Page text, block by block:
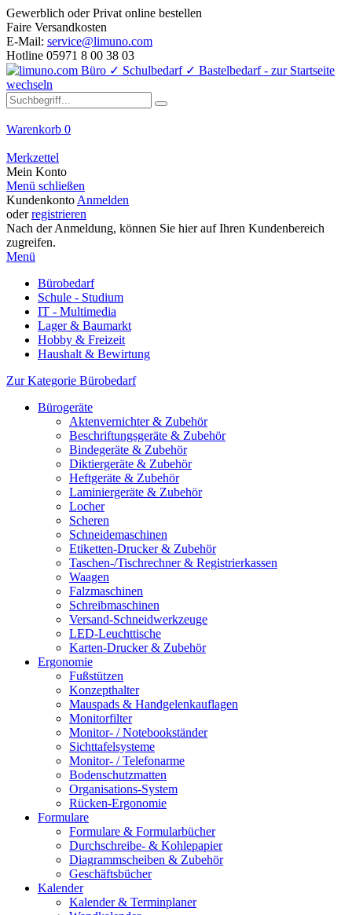
Gewerblich oder Privat online bestellen
Faire Versandkosten
E-Mail: service@limuno.com
Hotline 05971 8 00 38 03
Warenkorb 0
Merkzettel
Mein Konto
Menü schließen
Kundenkonto Anmelden
oderregistrieren
Nach der Anmeldung, können Sie hier auf Ihren Kundenbereich
zugreifen.
Menü
Bürobedarf
Schule - Studium
IT - Multimedia
Lager & Baumarkt
Hobby & Freizeit
Haushalt & Bewirtung
Zur Kategorie Bürobedarf
Bürogeräte
Aktenvernichter & Zubehör
Beschriftungsgeräte & Zubehör
Bindegeräte & Zubehör
Diktiergeräte & Zubehör
Heftgeräte & Zubehör
Laminiergeräte & Zubehör
Locher
Scheren
Schneidemaschinen
Etiketten-Drucker & Zubehör
Taschen-/Tischrechner & Registrierkassen
Waagen
Falzmaschinen
Schreibmaschinen
Versand-Schneidwerkzeuge
LED-Leuchttische
Karten-Drucker & Zubehör
Ergonomie
Fußstützen
Konzepthalter
Mauspads & Handgelenkauflagen
Monitorfilter
Monitor- / Notebookständer
Sichttafelsysteme
Monitor- / Telefonarme
Bodenschutzmatten
Organisations-System
Rücken-Ergonomie
Formulare
Formulare & Formularbücher
Durchschreibe- & Kohlepapier
Diagrammscheiben & Zubehör
Geschäftsbücher
Kalender
Kalender & Terminplaner